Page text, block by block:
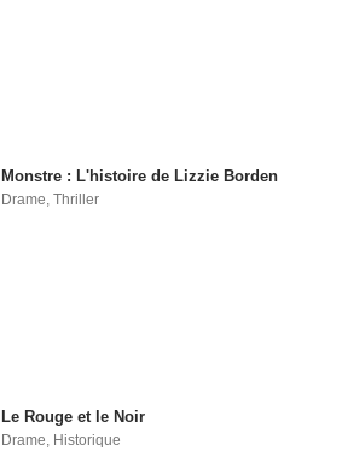
Monstre : L'histoire de Lizzie Borden
Drame,Thriller
Le Rouge et le Noir
Drame Historique